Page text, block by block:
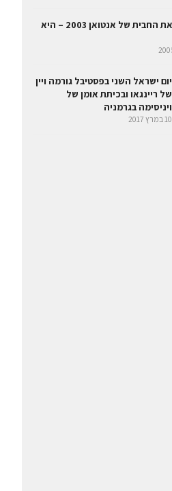
אל תחפשו את החבית של אנטואן 2003 – היא
יום ישראל השני בפסטיבל גורמה ויין
של ריינגאו ובכיתת אומן של
ויניסימה בגרמניה
10 במרץ 2017